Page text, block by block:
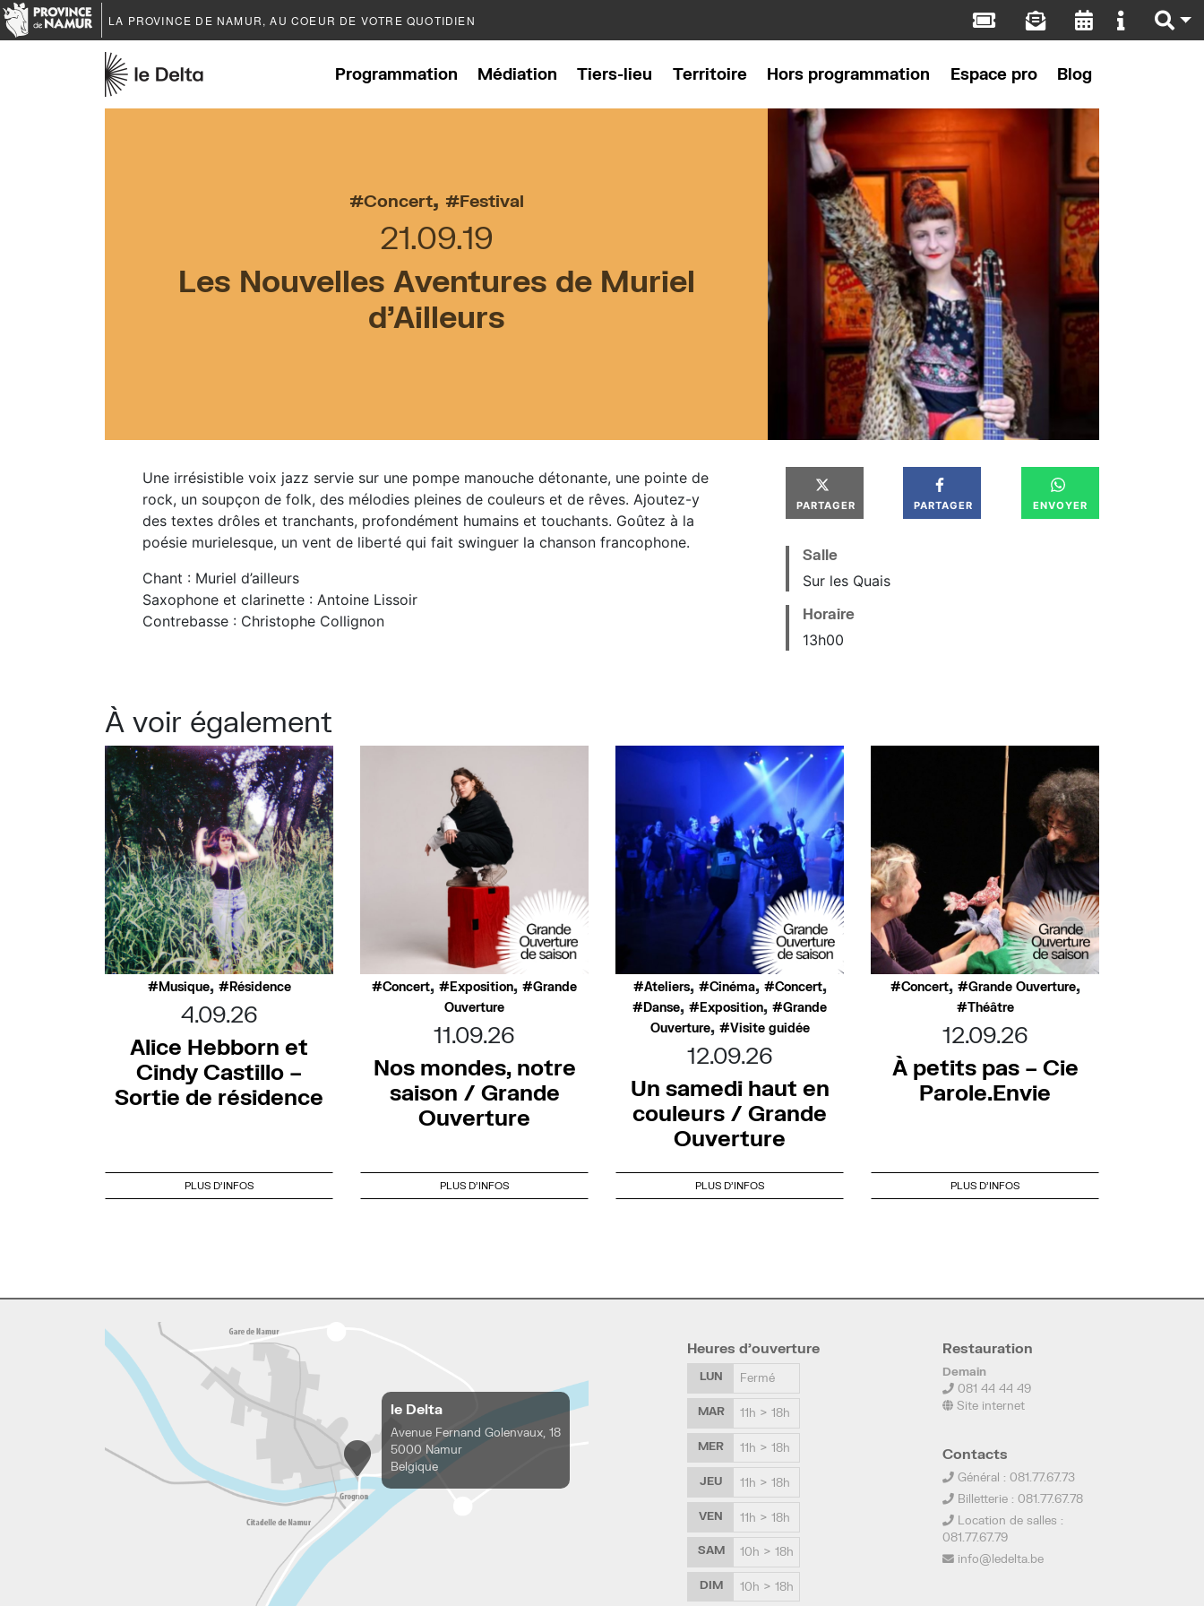
LA PROVINCE DE NAMUR, AU COEUR DE VOTRE QUOTIDIEN
Programmation Médiation Tiers-lieu Territoire Hors programmation Espace pro Blog
Concert, Festival
21.09.19
Les Nouvelles Aventures de Muriel
d’Ailleurs
Une irrésistible voix jazz servie sur une pompe manouche détonante, une pointe de
rock, un soupçon de folk, des mélodies pleines de couleurs et de rêves. Ajoutez-y
des textes drôles et tranchants, profondément humains et touchants. Goûtez à la
poésie murielesque, un vent de liberté qui fait swinguer la chanson francophone.
Chant : Muriel d’ailleurs
Saxophone et clarinette : Antoine Lissoir
Contrebasse : Christophe Collignon
PARTAGER PARTAGER ENVOYER
Salle
Sur les Quais
Horaire
13h00
À voir également
Musique, Résidence
4.09.26
Alice Hebborn et
Cindy Castillo –
Sortie de résidence
PLUS D'INFOS
Concert, Exposition,
Grande
Ouverture
11.09.26
Nos mondes, notre
saison / Grande
Ouverture
PLUS D'INFOS
Ateliers, Cinéma, Concert,
Danse, Exposition,
Grande
Ouverture, Visite guidée
12.09.26
Un samedi haut en
couleurs / Grande
Ouverture
PLUS D'INFOS
Concert, Grande Ouverture,
Théâtre
12.09.26
À petits pas – Cie
Parole.Envie
PLUS D'INFOS
le Delta
Avenue Fernand Golenvaux, 18
5000 Namur
Belgique
Heures d’ouverture
LUN Fermé
MAR 11h > 18h
MER 11h > 18h
JEU 11h > 18h
VEN 11h > 18h
SAM 10h > 18h
DIM 10h > 18h
Restauration
Demain
081 44 44 49
Site internet
Contacts
Général : 081.77.67.73
Billetterie : 081.77.67.78
Location de salles :
081.77.67.79
info@ledelta.be